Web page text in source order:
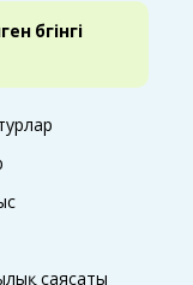
бүгінгі
саясаты